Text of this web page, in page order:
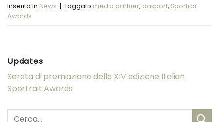
Inserito in News | Taggato media partner, oasport, Sportrait
Awards
Updates
Serata di premiazione della XIV edizione Italian
Sportrait Awards